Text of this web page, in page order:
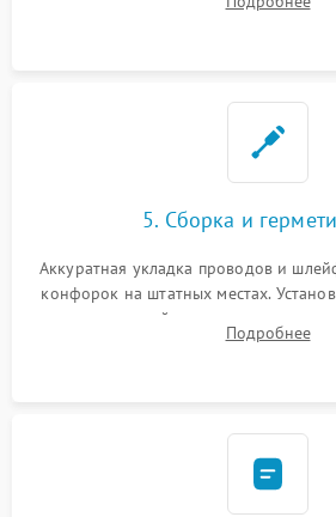
дорожек. Очистка контактов и
5. Сборка и
Аккуратная укладка проводов и
конфорок на штатных местах.
проверкой равномерности
термостойкого герметика или
Подробнее